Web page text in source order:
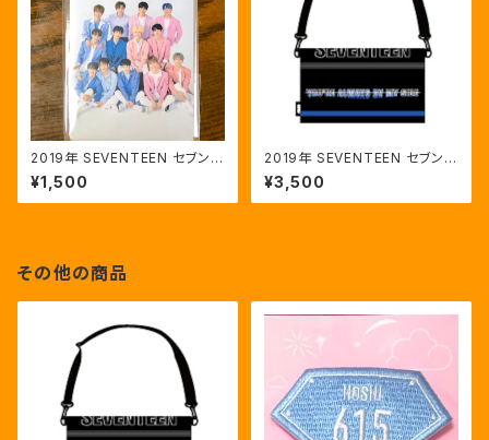
2019年 SEVENTEEN セブンテ
ィーン ソウル ファンミ 公式キャ
ッシュビーカード CASH BEE C
ARD
¥1,500
2019年 SEVENTEEN セブンテ
ィーン ソウル ファンミ 公式クロ
スバッグ
¥3,500
その他の商品